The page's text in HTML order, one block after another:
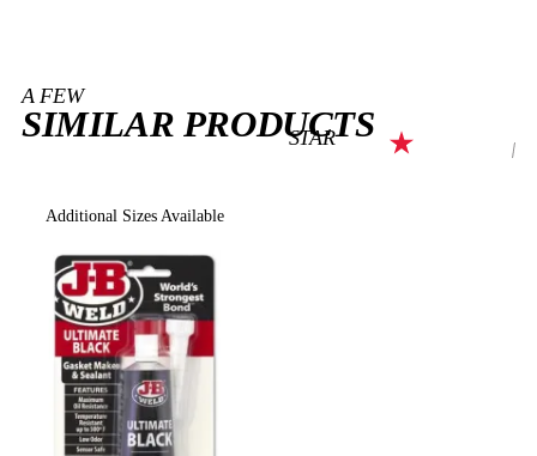
A FEW
SIMILAR PRODUCTS
STAR
Additional Sizes Available